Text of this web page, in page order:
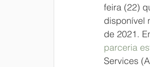
feira (22)
disponível
de 2021.
parceria
Services